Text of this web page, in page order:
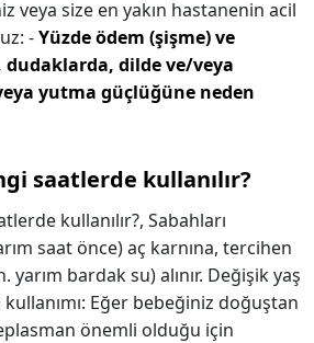
veya size en yakın hastanenin acil
-Yüzde ödem (şişme) ve
dilde ve/veya
yutma güçlüğüne neden
saatlerde kullanılır?
kullanılır?, Sabahları
saat önce) aç karnına, tercihen
yarım bardak su) alınır. Değişik yaş
Eğer bebeğiniz doğuştan
önemli olduğu için